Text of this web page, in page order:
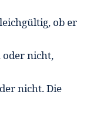
ob er
nicht,
nicht. Die